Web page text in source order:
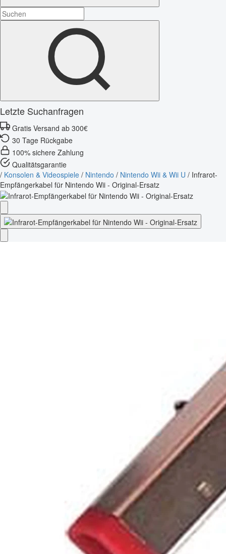
Letzte Suchanfragen
Gratis Versand ab 300€
30 Tage Rückgabe
100% sichere Zahlung
Qualitätsgarantie
/ Konsolen & Videospiele / Nintendo / Nintendo Wii & Wii U / Infrarot-
Empfängerkabel für Nintendo Wii - Original-Ersatz